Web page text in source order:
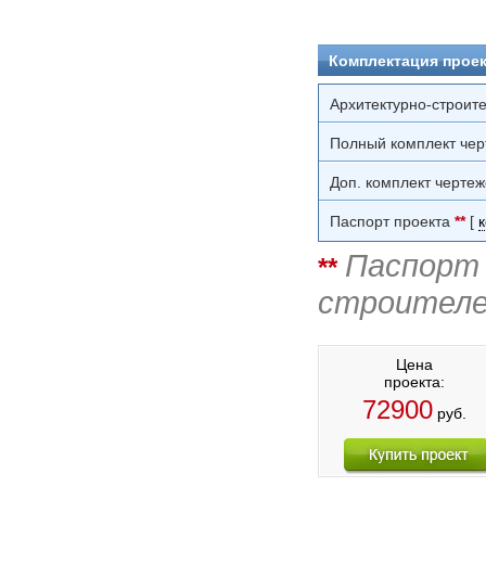
Комплектация
Архитектурно-
Полный комплект
Доп. комплект
Паспорт проекта **[
** Паспорт
Цена
проекта:
72900руб.